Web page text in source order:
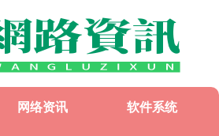
网络资讯 软件系统